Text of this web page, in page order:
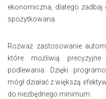
ekonomiczna, dlatego
spożytkowana.
Rozważ zastosowanie
które możliwią
podlewania. Dzięki
mógł działać z większą
do niezbędnego minimum.